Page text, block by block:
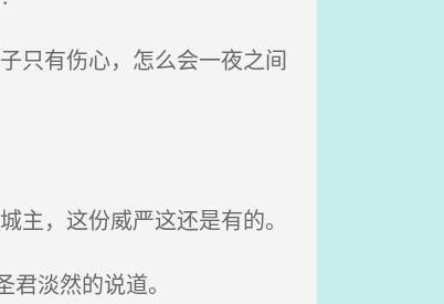
只有伤心，怎么会一夜之间
，这份威严这还是有的。
淡然的说道。